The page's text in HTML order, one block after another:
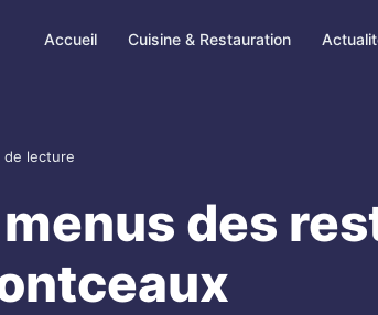
Accueil Cuisine & Restauration
de lecture
des